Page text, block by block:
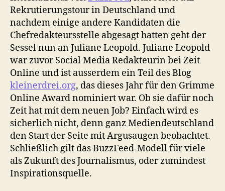
Rekrutierungstour in Deutschland und
nachdem einige andere Kandidaten die
Chefredakteursstelle abgesagt hatten geht der
Sessel nun an Juliane Leopold. Juliane Leopold
war zuvor Social Media Redakteurin bei Zeit
Online und ist ausserdem ein Teil des Blog
kleinerdrei.org, das dieses Jahr für den Grimme
Online Award nominiert war. Ob sie dafür noch
Zeit hat mit dem neuen Job? Einfach wird es
sicherlich nicht, denn ganz Mediendeutschland
den Start der Seite mit Argusaugen beobachtet.
Schließlich gilt das BuzzFeed-Modell für viele
als Zukunft des Journalismus, oder zumindest
Inspirationsquelle.